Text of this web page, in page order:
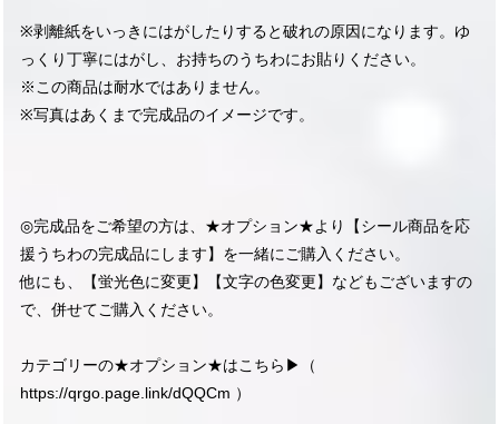
※剥離紙をいっきにはがしたりすると破れの原因になります。ゆ
っくり丁寧にはがし、お持ちのうちわにお貼りください。
※この商品は耐水ではありません。
※写真はあくまで完成品のイメージです。
◎完成品をご希望の方は、★オプション★より【シール商品を応
援うちわの完成品にします】を一緒にご購入ください。
他にも、【蛍光色に変更】【文字の色変更】などもございますの
で、併せてご購入ください。
カテゴリーの★オプション★はこちら▶︎（
https://qrgo.page.link/dQQCm ）